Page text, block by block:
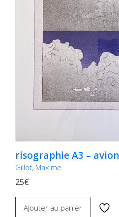
risographie A3 – avion
Gillot, Maxime
25€
Ajouter au panier